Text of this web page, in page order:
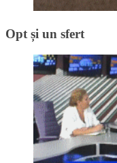
Opt și un sfert